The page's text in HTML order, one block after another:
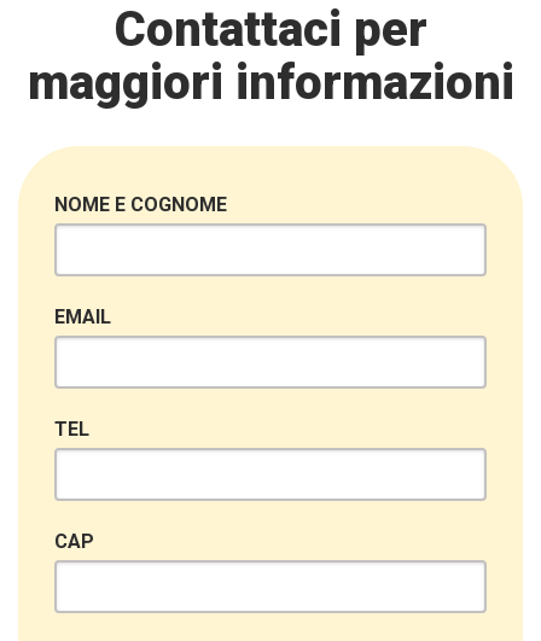
Contattaci per
maggiori informazioni
NOME E COGNOME
EMAIL
TEL
CAP